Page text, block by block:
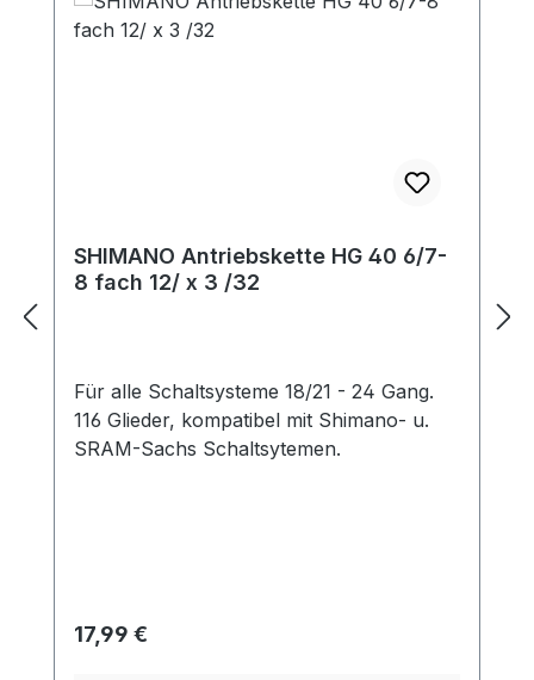
SHIMANO Antriebskette HG 40 6/7-
8 fach 12/ x 3 /32
Für alle Schaltsysteme 18/21 - 24 Gang.
116 Glieder, kompatibel mit Shimano- u.
SRAM-Sachs Schaltsytemen.
Regulärer Preis:
17,99 €